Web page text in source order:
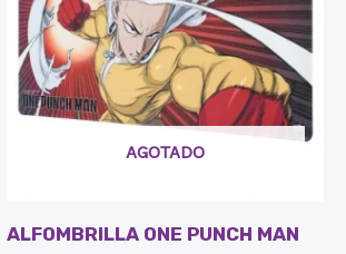
AGOTADO
ALFOMBRILLA ONE PUNCH MAN